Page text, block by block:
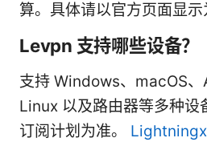
算。具体请以官方页面显示
Levpn 支持哪些设备？
支持 Windows、macOS、
Linux 以及路由器等多种设
订阅计划为准。 Lightningx